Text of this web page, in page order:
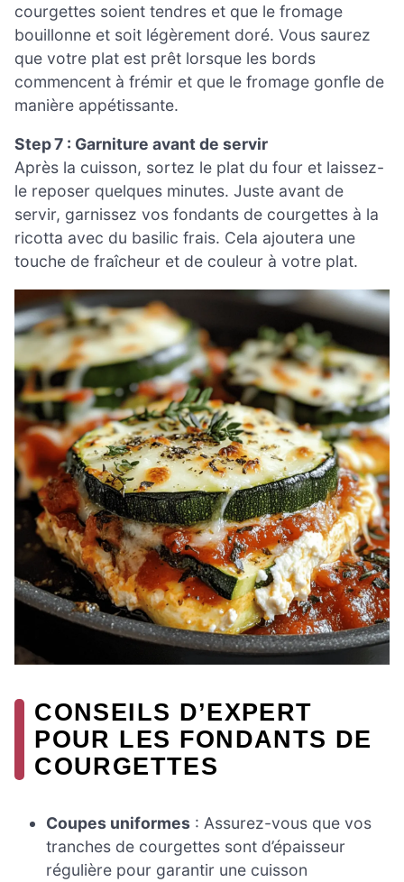
courgettes soient tendres et que le fromage
bouillonne et soit légèrement doré. Vous saurez
que votre plat est prêt lorsque les bords
commencent à frémir et que le fromage gonfle de
manière appétissante.
Step 7 : Garniture avant de servir
Après la cuisson, sortez le plat du four et laissez-
le reposer quelques minutes. Juste avant de
servir, garnissez vos fondants de courgettes à la
ricotta avec du basilic frais. Cela ajoutera une
touche de fraîcheur et de couleur à votre plat.
CONSEILS D’EXPERT
POUR LES FONDANTS DE
COURGETTES
Coupes uniformes : Assurez-vous que vos
tranches de courgettes sont d’épaisseur
régulière pour garantir une cuisson